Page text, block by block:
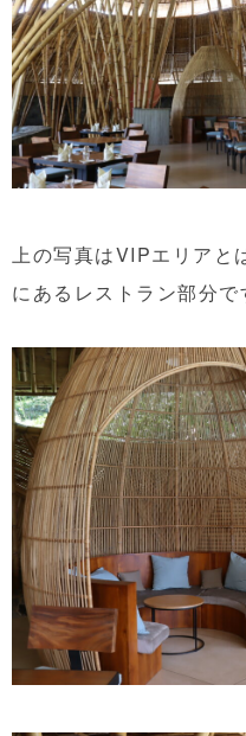
上の写真はVIPエリアと
にあるレストラン部分で